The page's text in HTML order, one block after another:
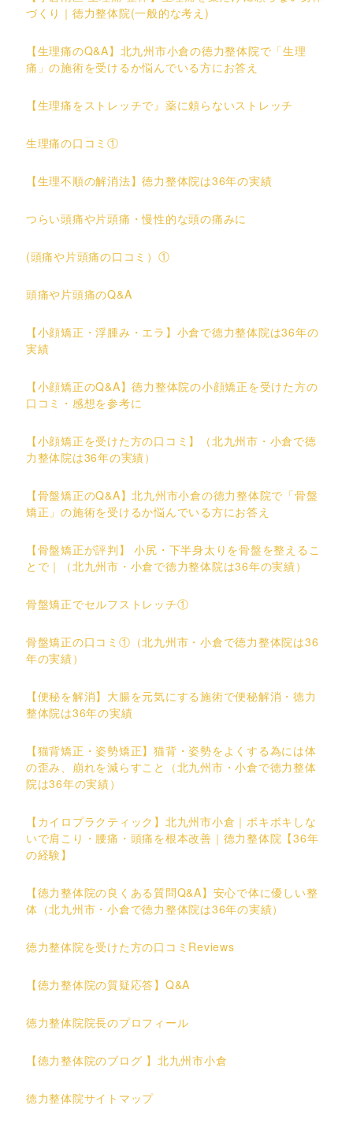
づくり｜徳力整体院(一般的な考え)
【生理痛のQ&A】北九州市小倉の徳力整体院で「生理
痛」の施術を受けるか悩んでいる方にお答え
【生理痛をストレッチで』薬に頼らないストレッチ
生理痛の口コミ①
【生理不順の解消法】徳力整体院は36年の実績
つらい頭痛や片頭痛・慢性的な頭の痛みに
(頭痛や片頭痛の口コミ）①
頭痛や片頭痛のQ&A
【小顔矯正・浮腫み・エラ】小倉で徳力整体院は36年の
実績
【小顔矯正のQ&A】徳力整体院の小顔矯正を受けた方の
口コミ・感想を参考に
【小顔矯正を受けた方の口コミ】（北九州市・小倉で徳
力整体院は36年の実績）
【骨盤矯正のQ&A】北九州市小倉の徳力整体院で「骨盤
矯正」の施術を受けるか悩んでいる方にお答え
【骨盤矯正が評判】 小尻・下半身太りを骨盤を整えるこ
とで｜（北九州市・小倉で徳力整体院は36年の実績）
骨盤矯正でセルフストレッチ①
骨盤矯正の口コミ①（北九州市・小倉で徳力整体院は36
年の実績）
【便秘を解消】大腸を元気にする施術で便秘解消・徳力
整体院は36年の実績
【猫背矯正・姿勢矯正】猫背・姿勢をよくする為には体
の歪み、崩れを減らすこと（北九州市・小倉で徳力整体
院は36年の実績）
【カイロプラクティック】北九州市小倉｜ボキボキしな
いで肩こり・腰痛・頭痛を根本改善｜徳力整体院【36年
の経験】
【徳力整体院の良くある質問Q&A】安心で体に優しい整
体（北九州市・小倉で徳力整体院は36年の実績）
徳力整体院を受けた方の口コミReviews
【徳力整体院の質疑応答】Q&A
徳力整体院院長のプロフィール
【徳力整体院のブログ 】北九州市小倉
徳力整体院サイトマップ